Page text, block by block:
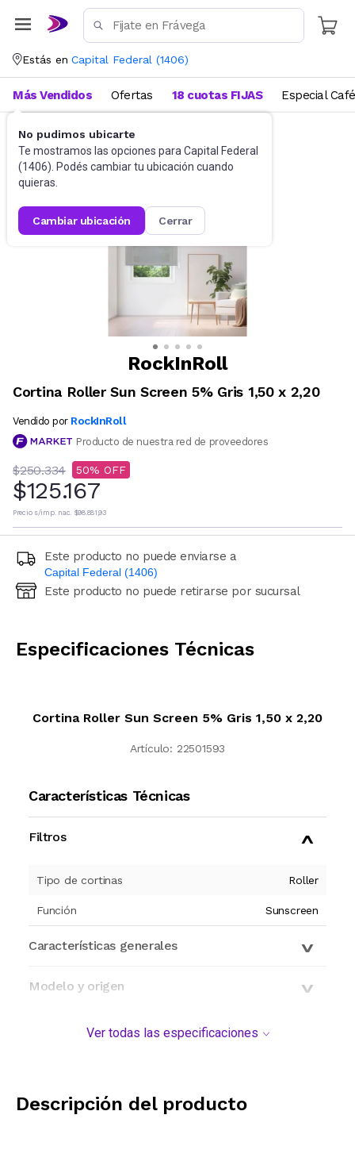
Estás en Capital Federal (1406)
No pudimos ubicarte
Te mostramos las opciones para Capital Federal
(1406). Podés cambiar tu ubicación cuando
quieras.
cambiar ubicación cerrar
Más Vendidos Ofertas 18 cuotas FIJAS Especial Café
Blanquería Cortinas
RockInRoll
Cortina Roller Sun Screen 5% Gris 1,50 x 2,20
Vendido por RockInRoll
Producto de nuestra red de proveedores
$250.334 50
$125.167
Precio s/imp. nac. $98.881,93
Este producto no puede enviarse a
Capital Federal (1406)
Ingresá código postal (sólo números)
Este producto no puede retirarse por sucursal
Especificaciones Técnicas
Cortina Roller Sun Screen 5% Gris 1,50 x 2,20
Artículo: 22501593
Características Técnicas
Filtros
Tipo de cortinas Roller
Función Sunscreen
Características generales
Modelo y origen
Ver todas las especificaciones
Descripción del producto